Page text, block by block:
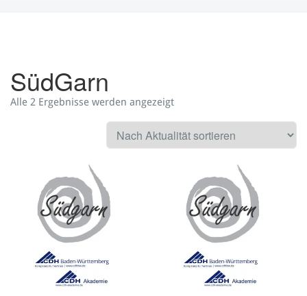
SüdGarn
Alle 2 Ergebnisse werden angezeigt